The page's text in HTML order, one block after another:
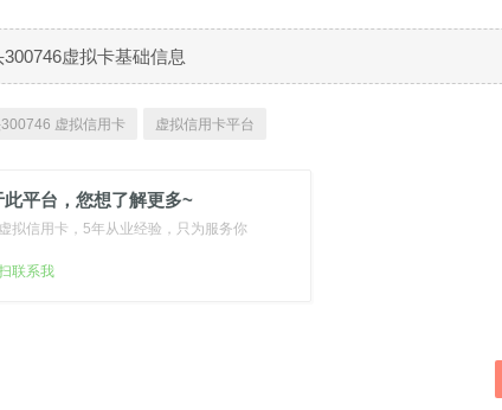
虚拟卡基础信息
虚拟信用卡 虚拟信用卡平台
此平台，您想了解更多~
拟信用卡，5年从业经验，只为服务你
联系我